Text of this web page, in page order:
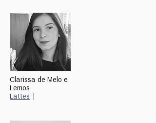
Clarissa de Melo e
Lemos
Lattes